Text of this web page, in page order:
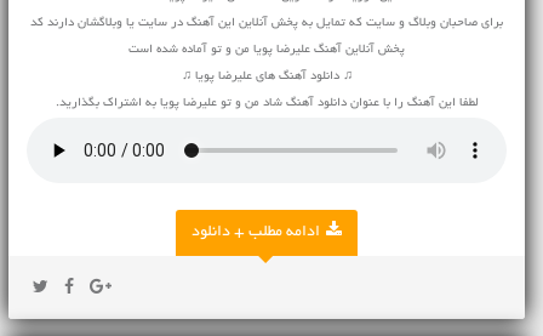
برای صاحبان وبلاگ و سایت که تمایل به پخش آنلاین این آهنگ در سایت یا وبلاگشان دارند کد
پخش آنلاین آهنگ علیرضا پویا من و تو آماده شده است
♫ دانلود آهنگ های علیرضا پویا ♫
لطفا این آهنگ را با عنوان دانلود آهنگ شاد من و تو علیرضا پویا به اشتراک بگذارید.
ادامه مطلب + دانلود